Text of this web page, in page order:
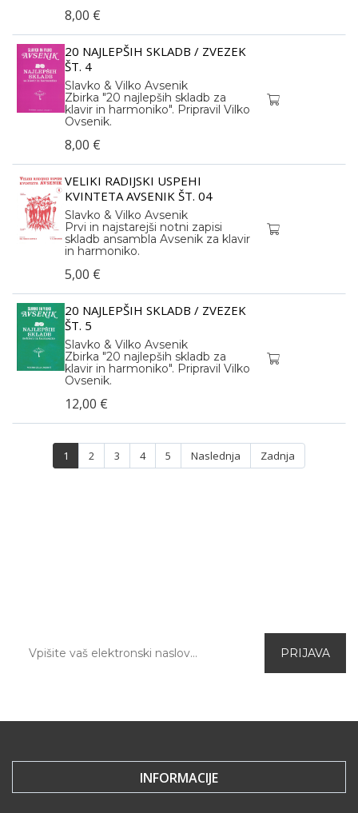
8,00 €
20 NAJLEPŠIH SKLADB / ZVEZEK
ŠT. 4
Slavko & Vilko Avsenik
Zbirka "20 najlepših skladb za
klavir in harmoniko". Pripravil Vilko
Ovsenik.
8,00 €
VELIKI RADIJSKI USPEHI
KVINTETA AVSENIK ŠT. 04
Slavko & Vilko Avsenik
Prvi in najstarejši notni zapisi
skladb ansambla Avsenik za klavir
in harmoniko.
5,00 €
20 NAJLEPŠIH SKLADB / ZVEZEK
ŠT. 5
Slavko & Vilko Avsenik
Zbirka "20 najlepših skladb za
klavir in harmoniko". Pripravil Vilko
Ovsenik.
12,00 €
1 2 3 4 5 Naslednja Zadnja
INFORMACIJE